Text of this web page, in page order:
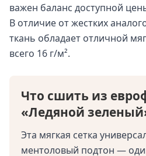
важен баланс доступной
В отличие от жестких
ткань обладает отличной
всего 16 г/м².
Что сшить из
«Ледяной
Эта мягкая сетка
ментоловый подтон —